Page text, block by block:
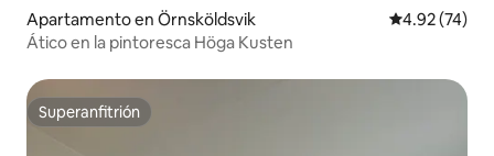
Apartamento en Örnsköldsvik Calificación
4.92 (74)
Ático en la pintoresca Höga Kusten
Superanfitrión
Superanfitrión